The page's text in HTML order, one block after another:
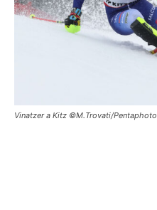
Vinatzer a Kitz ©M.Trovati/Pentaphoto